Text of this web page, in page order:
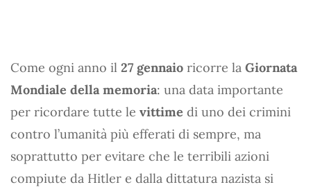
Come ogni anno il 27 gennaio ricorre la Giornata
Mondiale della memoria: una data importante
per ricordare tutte le vittime di uno dei crimini
contro l’umanità più efferati di sempre, ma
soprattutto per evitare che le terribili azioni
compiute da Hitler e dalla dittatura nazista si